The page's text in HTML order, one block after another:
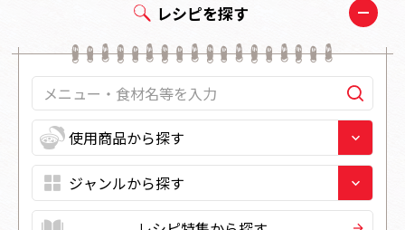
レシピを探す